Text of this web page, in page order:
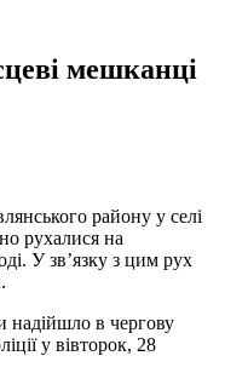
мешканці
району у селі
рухалися на
У зв’язку з цим рух
надійшло в чергову
у вівторок, 28